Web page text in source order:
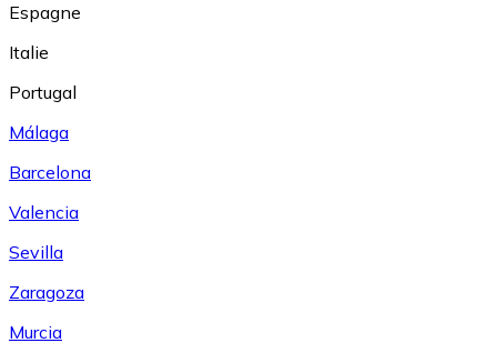
Espagne
Italie
Portugal
Málaga
Barcelona
Valencia
Sevilla
Zaragoza
Murcia